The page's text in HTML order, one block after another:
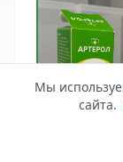
Мы
сайта.